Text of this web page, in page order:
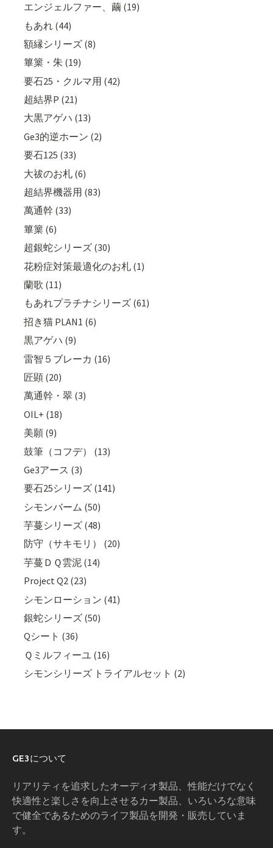
エンジェルファー、繭 (19)
もあれ (44)
額縁シリーズ (8)
篳篥・朱 (19)
要石25・クルマ用 (42)
超結界P (21)
大黒アゲハ (13)
Ge3的逆ホーン (2)
要石125 (33)
大祓のお札 (6)
超結界機器用 (83)
萬通幹 (33)
篳篥 (6)
超銀蛇シリーズ (30)
花粉症対策最適化のお札 (1)
蘭歌 (11)
もあれプラチナシリーズ (61)
招き猫 PLAN1 (6)
黒アゲハ (9)
雷智５ブレーカ (16)
匠顕 (20)
萬通幹・翠 (3)
OIL+ (18)
美願 (9)
鼓筆（コフデ） (13)
Ge3アース (3)
要石25シリーズ (141)
シモンバーム (50)
芋蔓シリーズ (48)
防守（サキモリ） (20)
芋蔓ＤＱ雲泥 (14)
Project Q2 (23)
シモンローション (41)
銀蛇シリーズ (50)
Qシート (36)
Ｑミルフィーユ (16)
シモンシリーズ トライアルセット (2)
GE3について
リアリティを追求したオーディオ製品、性能だけでなく
快適性と楽しさを向上させるカー製品、いろいろな意味
で健全であるためのライフ製品を開発・販売していま
す。